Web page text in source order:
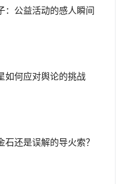
：公益活动的感人瞬间
如何应对舆论的挑战
还是误解的导火索？